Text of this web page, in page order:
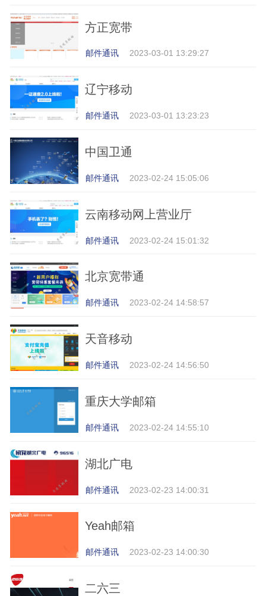
方正宽带
邮件通讯 2023-03-01 13:29:27
辽宁移动
邮件通讯 2023-03-01 13:23:23
中国卫通
邮件通讯 2023-02-24 15:05:06
云南移动网上营业厅
邮件通讯 2023-02-24 15:01:32
北京宽带通
邮件通讯 2023-02-24 14:58:57
天音移动
邮件通讯 2023-02-24 14:56:50
重庆大学邮箱
邮件通讯 2023-02-24 14:55:10
湖北广电
邮件通讯 2023-02-23 14:00:31
Yeah邮箱
邮件通讯 2023-02-23 14:00:30
二六三